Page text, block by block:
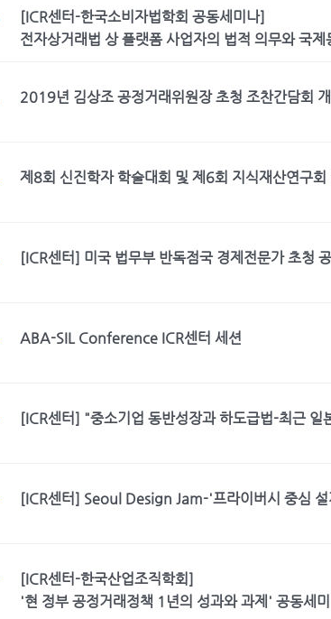
[ICR센터-한국소비자법학회 공동세미나]
전자상거래법 상 플랫폼 사업자의 법적 의무와 국제
2019년 김상조 공정거래위원장 초청 조찬간담회
제8회 신진학자 학술대회 및 제6회 지식재산연구회
[ICR센터] 미국 법무부 반독점국 경제전문가 초청
ABA-SIL Conference ICR센터 세션
[ICR센터] "중소기업 동반성장과 하도급법-최근
[ICR센터] Seoul Design Jam-'프라이버시 중심
[ICR센터-한국산업조직학회]
'현 정부 공정거래정책 1년의 성과와 과제' 공동세